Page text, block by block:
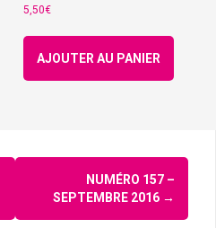
5,50€
AJOUTER AU PANIER
NUMÉRO 157 –
SEPTEMBRE 2016 →